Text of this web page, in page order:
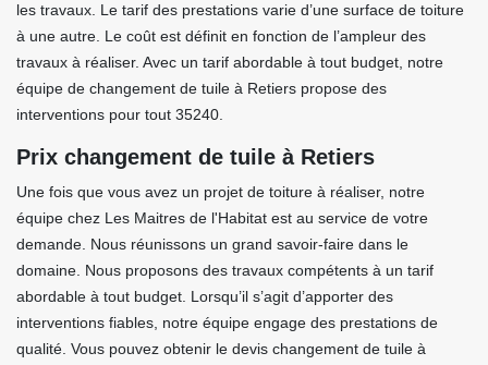
les travaux. Le tarif des prestations varie d’une surface de toiture
à une autre. Le coût est définit en fonction de l’ampleur des
travaux à réaliser. Avec un tarif abordable à tout budget, notre
équipe de changement de tuile à Retiers propose des
interventions pour tout 35240.
Prix changement de tuile à Retiers
Une fois que vous avez un projet de toiture à réaliser, notre
équipe chez Les Maitres de l'Habitat est au service de votre
demande. Nous réunissons un grand savoir-faire dans le
domaine. Nous proposons des travaux compétents à un tarif
abordable à tout budget. Lorsqu’il s’agit d’apporter des
interventions fiables, notre équipe engage des prestations de
qualité. Vous pouvez obtenir le devis changement de tuile à